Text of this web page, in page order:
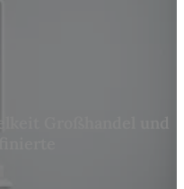
Großhandel und